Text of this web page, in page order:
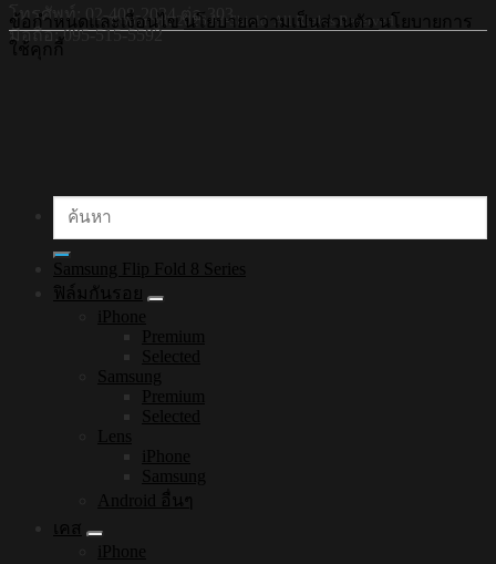
โทรศัพท์: 02-408-2034 ต่อ 303
มือถือ: 095-515-5592
©Copyright 2026 Hi-Shield All Rights Reserved.
ข้อกำหนดและเงื่อนไข นโยบายความเป็นส่วนตัว นโยบายการ
ใช้คุกกี้
ค้นหา:
Samsung Flip Fold 8 Series
ฟิล์มกันรอย
iPhone
Premium
Selected
Samsung
Premium
Selected
Lens
iPhone
Samsung
Android อื่นๆ
เคส
iPhone